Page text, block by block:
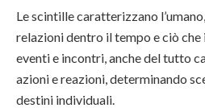
Le scintille caratterizzano
relazioni dentro il tempo e ciò che
eventi e incontri, anche del tutto
azioni e reazioni, determinando
destini individuali.